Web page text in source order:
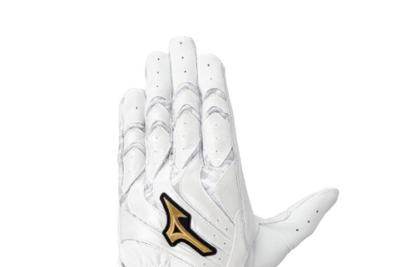
サッカー／フットサル
トレーニング